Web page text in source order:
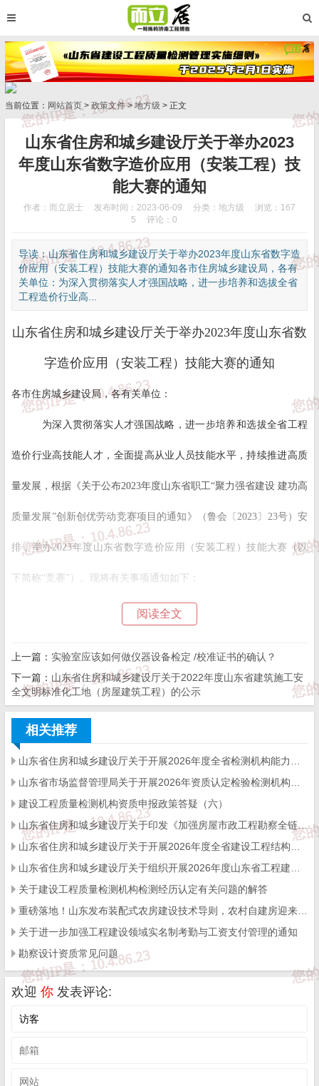
当前位置： 网站首页 > 政策文件>地方级 > 正文
山东省住房和城乡建设厅关于举办2023
年度山东省数字造价应用（安装工程）技
能大赛的通知
作者：而立居士 发布时间：2023-06-09 分类： 地方级
浏览：167
5
评论：0
导读：山东省住房和城乡建设厅关于举办2023年度山东省数字造
价应用（安装工程）技能大赛的通知各市住房城乡建设局，各有
关单位：为深入贯彻落实人才强国战略，进一步培养和选拔全省
工程造价行业高...
山东省住房和城乡建设厅关于举办2023年度山东省数
字造价应用（安装工程）技能大赛的通知
各市住房城乡建设局，各有关单位：
为深入贯彻落实人才强国战略，进一步培养和选拔全省工程
造价行业高技能人才，全面提高从业人员技能水平，持续推进高质
量发展，根据《关于公布2023年度山东省职工“聚力强省建设 建功高
质量发展”创新创优劳动竞赛项目的通知》（鲁会〔2023〕23号）安
排，举办2023年度山东省数字造价应用（安装工程）技能大赛（以
下简称“竞赛”）。现将有关事项通知如下：
一、竞赛组织和内容
（安装专业），遵纪守法，具有良好职业道德，且与单位签订劳动
合同的在职职工。
（二）竞赛内容。
会内容为主，具体内容详见《2023年度山东省数字造价应用（安装
栏http://zjt.shandong.gov.cn）。
（三）竞赛组织。竞赛分预赛和决赛两个阶段进行。预赛实
行个人赛，选手采用线上答题方式参赛。预赛结束后，各市从预赛
选手中选拔 10人组成市代表队，参加决赛。决赛分为个人赛和团体
人赛总成绩排名前8名的代表队，选定3名选手参加团体赛。
阅读全文
上一篇： 实验室应该如何做仪器设备检定 /校准证书的确认？
下一篇： 山东省住房和城乡建设厅关于2022年度山东省建筑施工安
全文明标准化工地（房屋建筑工程）的公示
相关推荐
建设工程质量检测机构资质申报政策答疑（六）
山东省住房和城乡建设厅关于印发《加强房屋市政工程勘察全链条管理实施方案》的通知
关于建设工程质量检测机构检测经历认定有关问题的解答
关于进一步加强工程建设领域实名制考勤与工资支付管理的通知
勘察设计资质常见问题
欢迎 你 发表评论: